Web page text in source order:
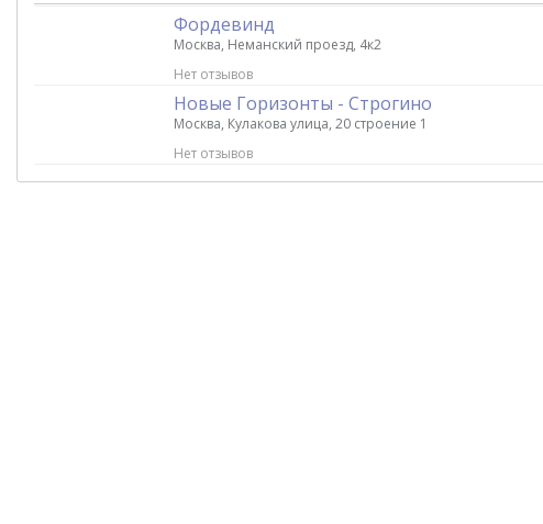
Фордевинд
Москва, Неманский проезд, 4к2
Нет отзывов
Новые Горизонты - Строгино
Москва, Кулакова улица, 20 строение 1
Нет отзывов